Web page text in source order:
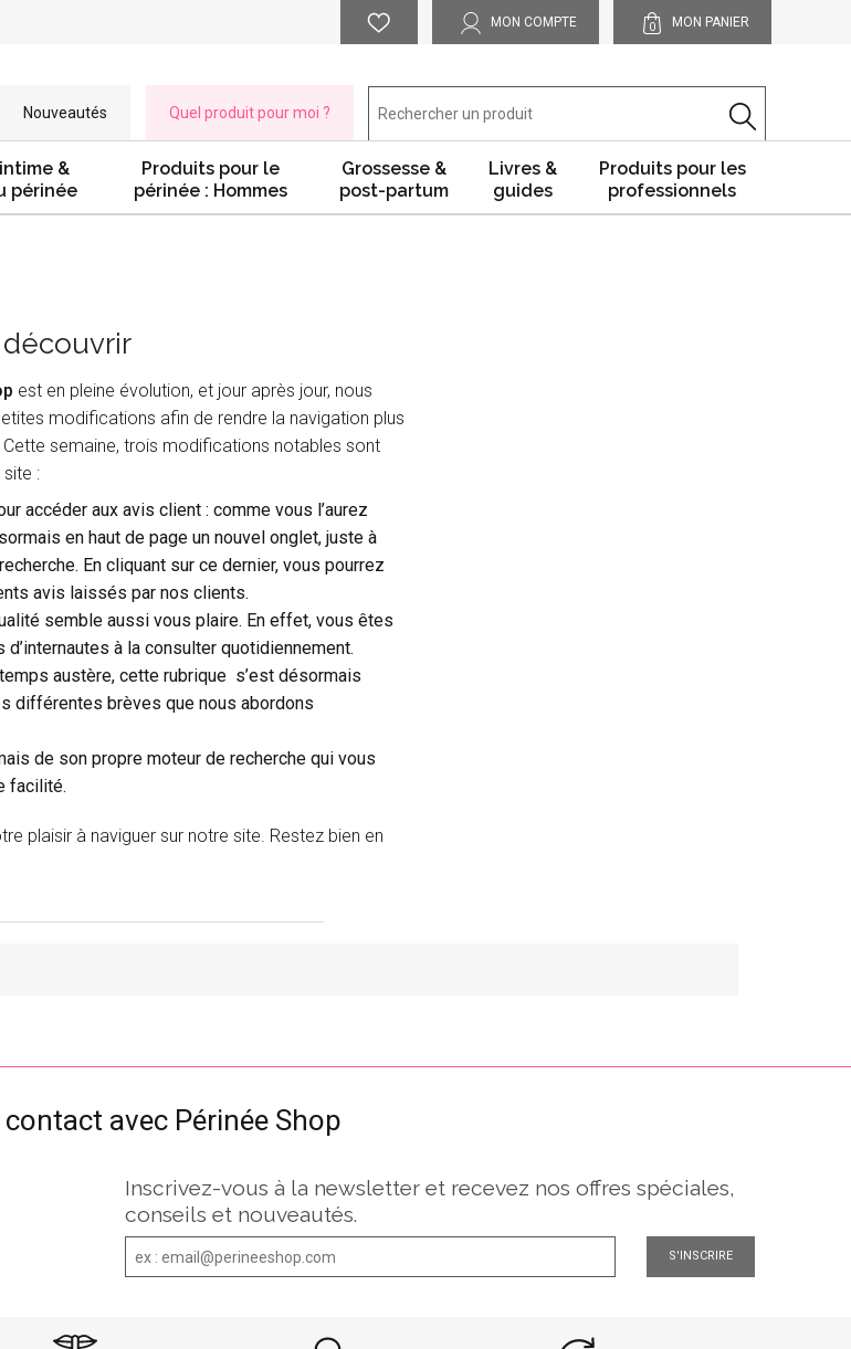
MON COMPTE 0 MON PANIER
Nouveautés Quel produit pour moi ?
&
périnée
Produits pour le
périnée : Hommes
Grossesse &
post-partum
Livres &
guides
Produits pour les
professionnels
est en pleine évolution, et jour après jour, nous
modifications afin de rendre la navigation plus
semaine, trois modifications notables sont
:
accéder aux avis client : comme vous l’aurez
en haut de page un nouvel onglet, juste à
En cliquant sur ce dernier, vous pourrez
avis laissés par nos clients.
semble aussi vous plaire. En effet, vous êtes
à la consulter quotidiennement.
austère, cette rubrique s’est désormais
différentes brèves que nous abordons
de son propre moteur de recherche qui vous
facilité.
plaisir à naviguer sur notre site. Restez bien en
contact avec Périnée Shop
Inscrivez-vous à la newsletter et recevez nos offres spéciales,
conseils et nouveautés.
S'INSCRIRE